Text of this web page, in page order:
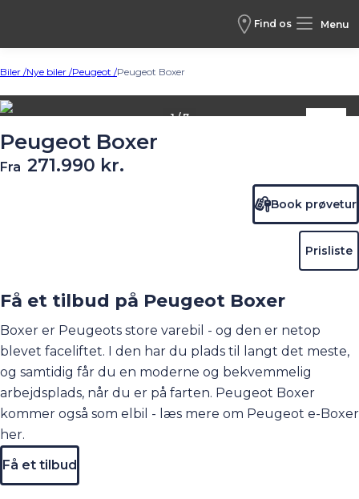
Find os Menu
Biler /Nye biler /Peugeot /Peugeot Boxer
1 / 7
Peugeot Boxer
Fra 271.990 kr.
Book prøvetur
Prisliste
Få et tilbud på Peugeot Boxer
Boxer er Peugeots store varebil - og den er netop
blevet faceliftet. I den har du plads til langt det meste,
og samtidig får du en moderne og bekvemmelig
arbejdsplads, når du er på farten. Peugeot Boxer
kommer også som elbil - læs mere om Peugeot e-Boxer
her.
Få et tilbud